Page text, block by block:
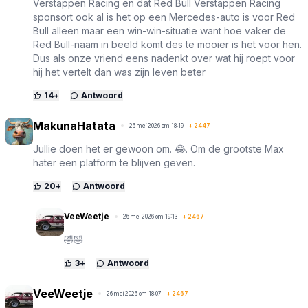
Verstappen Racing en dat Red Bull Verstappen Racing
sponsort ook al is het op een Mercedes-auto is voor Red
Bull alleen maar een win-win-situatie want hoe vaker de
Red Bull-naam in beeld komt des te mooier is het voor hen.
Dus als onze vriend eens nadenkt over wat hij roept voor
hij het vertelt dan was zijn leven beter
14+ Antwoord
MakunaHatata 26 mei 2026 om 18:19 + 2447
Jullie doen het er gewoon om. 😂. Om de grootste Max
hater een platform te blijven geven.
20+ Antwoord
VeeWeetje 26 mei 2026 om 19:13 + 2467
🤣🤣
3+ Antwoord
VeeWeetje 26 mei 2026 om 18:07 + 2467